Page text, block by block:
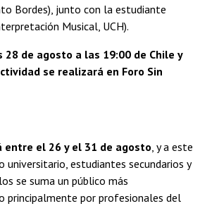
Bordes), junto con la estudiante
Musical, UCH).
de agosto a las 19:00 de Chile y
se realizará en Foro Sin
el 26 y el 31 de agosto , y a este
estudiantes secundarios y
se suma un público más
principalmente por profesionales del